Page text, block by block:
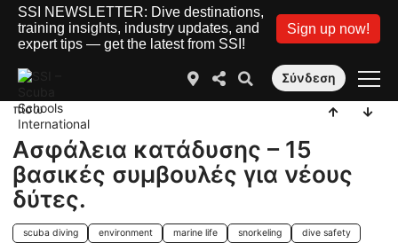
SSI NEWSLETTER: Dive destinations,
training insights, industry updates, and
expert tips — get the latest from SSI!
Sign up now!
Σύνδεση
πίσω
Ασφάλεια κατάδυσης – 15
βασικές συμβουλές για νέους
δύτες.
scuba diving environment marine life snorkeling dive safety